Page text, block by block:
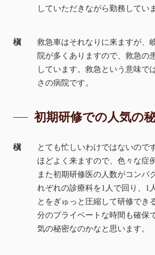
していただきながら勤務してい
槇
救急車はそれなりに来ますが、
院が多くありますので、救急の
しています。救急という意味で
さの病院です。
初期研修での人気の
槇
とても忙しいわけではないので
ほどよく来ますので、色々な症
また初期研修医の人数がコンパ
れぞれの診療科を1人で回り、1
とをぎゅっと圧縮して研修でき
分のプライベートな時間も確保
気の秘密なのかなと思います。